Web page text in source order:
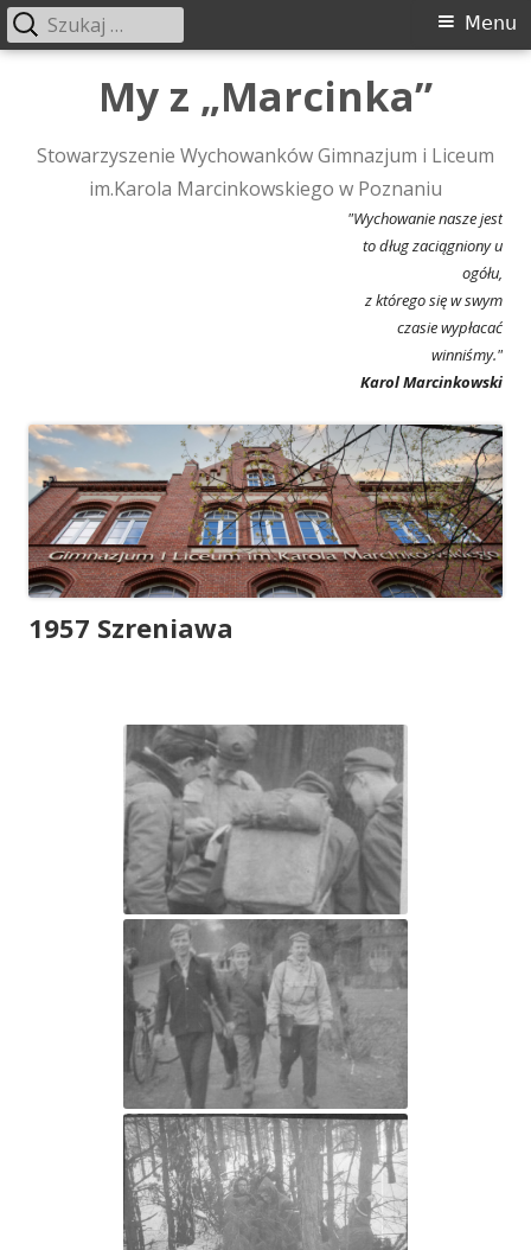
My z „Marcinka”
Stowarzyszenie Wychowanków Gimnazjum i Liceum
im.Karola Marcinkowskiego w Poznaniu
"Wychowanie nasze jest
to dług zaciągniony u
ogółu,
z którego się w swym
czasie wypłacać
winniśmy."
Karol Marcinkowski
Menu
główne
Menu
Szukaj:
1957 Szreniawa